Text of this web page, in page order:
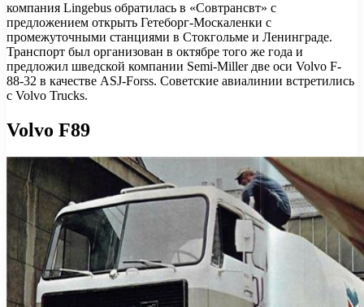
компания Lingebus обратилась в «Совтрансвт» с
предложением открыть Гетеборг-Москаленки с
промежуточными станциями в Стокгольме и Ленинграде.
Транспорт был организован в октябре того же года и
предложил шведской компании Semi-Miller две оси Volvo F-
88-32 в качестве ASJ-Forss. Советские авиалинии встретились
с Volvo Trucks.
Volvo F89